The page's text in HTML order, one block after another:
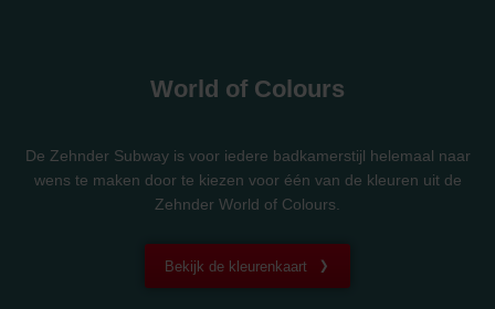
Zehnder Group Sales International: Privacy Policy
Zehnder Polska Sp. z o.o.: Oświadczenie o ochronie
danych Zehnder
Zehnder Group UK Limited: Privacy Policy
World of Colours
De Zehnder Subway is voor iedere badkamerstijl helemaal naar
wens te maken door te kiezen voor één van de kleuren uit de
Zehnder World of Colours.
Bekijk de kleurenkaart